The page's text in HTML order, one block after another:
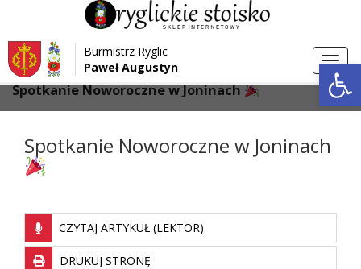
Przejdź do menu
Przejdź do głównej treści strony
Przejdź do stopki strony
Burmistrz Ryglic
Paweł Augustyn
Strona główna > Galeria
Spotkanie Noworoczne w Joninach
Spotkanie Noworoczne w Joninach
CZYTAJ ARTYKUŁ (LEKTOR)
DRUKUJ STRONĘ